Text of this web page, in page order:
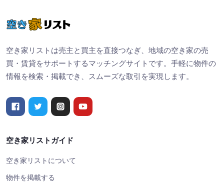
空き家リストは売主と買主を直接つなぎ、地域の空き家の売
買・賃貸をサポートするマッチングサイトです。手軽に物件の
情報を検索・掲載でき、スムーズな取引を実現します。
空き家リストガイド
空き家リストについて
物件を掲載する